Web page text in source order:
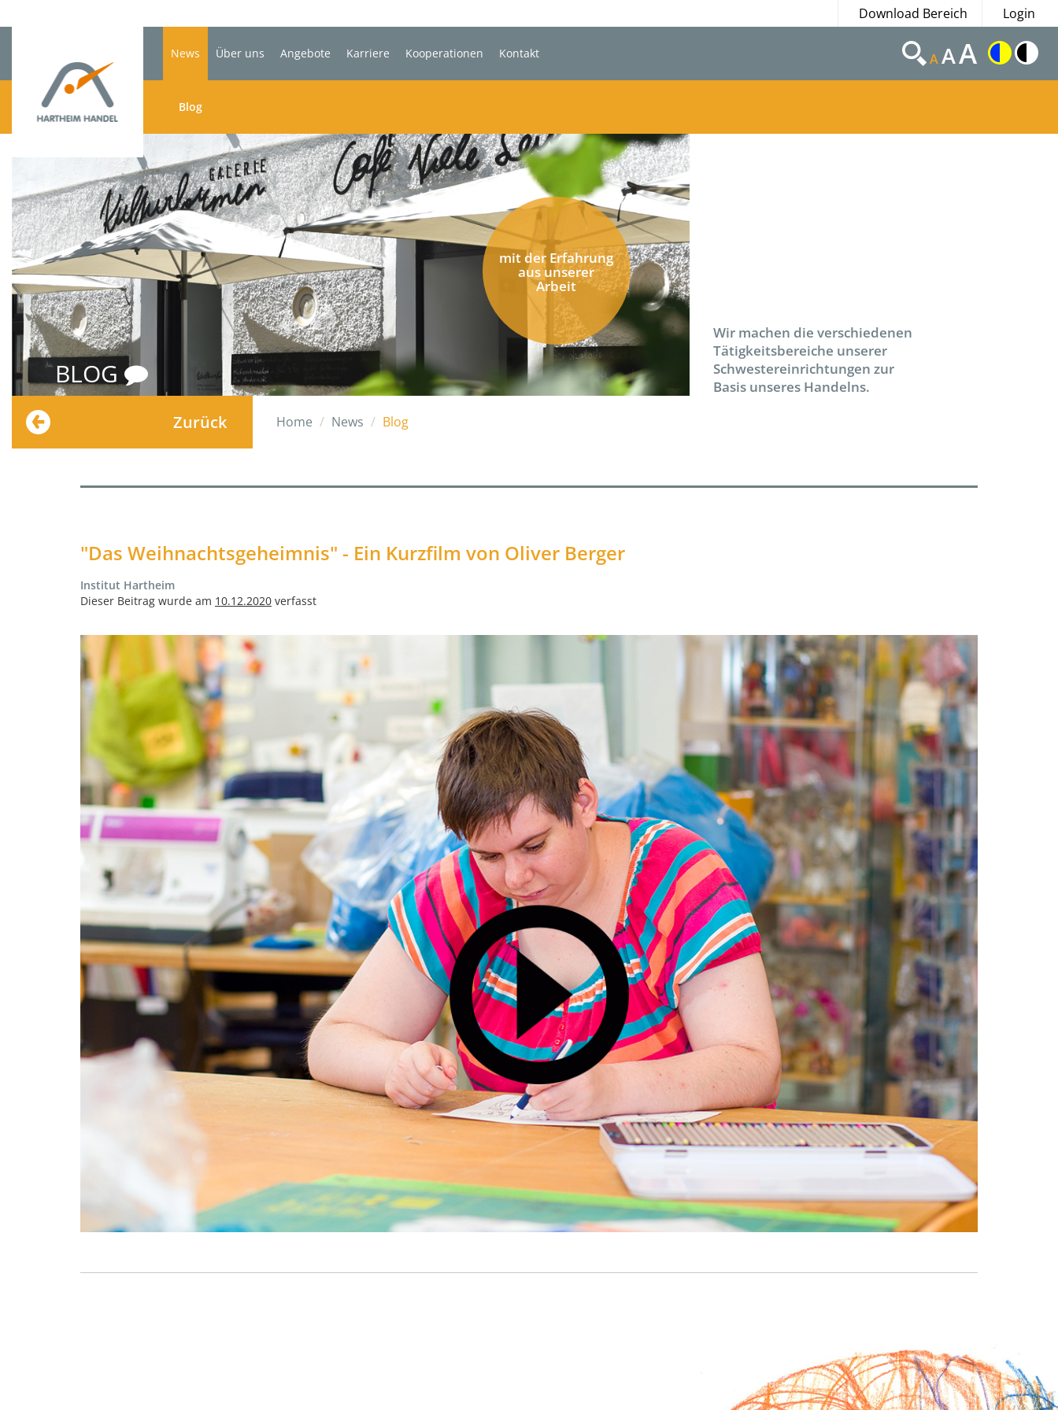
Download Bereich Login
News
Blog
Über uns Angebote Karriere Kooperationen Kontakt AAA
mit der Erfahrung
aus unserer
Arbeit
BLOG
Wir machen die verschiedenen
Tätigkeitsbereiche unserer
Schwestereinrichtungen zur
Basis unseres Handelns.
Zurück Home News Blog
"Das Weihnachtsgeheimnis" - Ein Kurzfilm von Oliver Berger
Institut Hartheim
Dieser Beitrag wurde am 10.12.2020 verfasst